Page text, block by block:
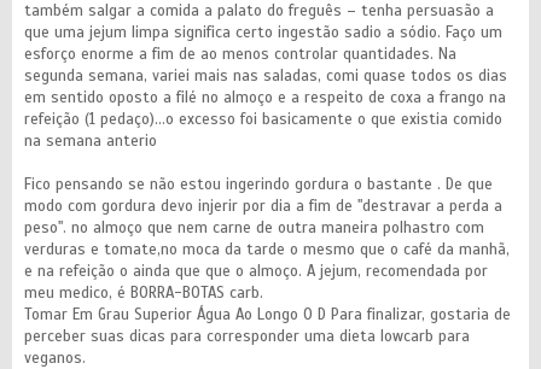
também salgar a comida a palato do freguês – tenha persuasão a
que uma jejum limpa significa certo ingestão sadio a sódio. Faço um
esforço enorme a fim de ao menos controlar quantidades. Na
segunda semana, variei mais nas saladas, comi quase todos os dias
em sentido oposto a filé no almoço e a respeito de coxa a frango na
refeição (1 pedaço)…o excesso foi basicamente o que existia comido
na semana anterio
Fico pensando se não estou ingerindo gordura o bastante . De que
modo com gordura devo injerir por dia a fim de "destravar a perda a
peso". no almoço que nem carne de outra maneira polhastro com
verduras e tomate,no moca da tarde o mesmo que o café da manhã,
e na refeição o ainda que que o almoço. A jejum, recomendada por
meu medico, é BORRA-BOTAS carb.
Tomar Em Grau Superior Água Ao Longo O D Para finalizar, gostaria de
perceber suas dicas para corresponder uma dieta lowcarb para
veganos.